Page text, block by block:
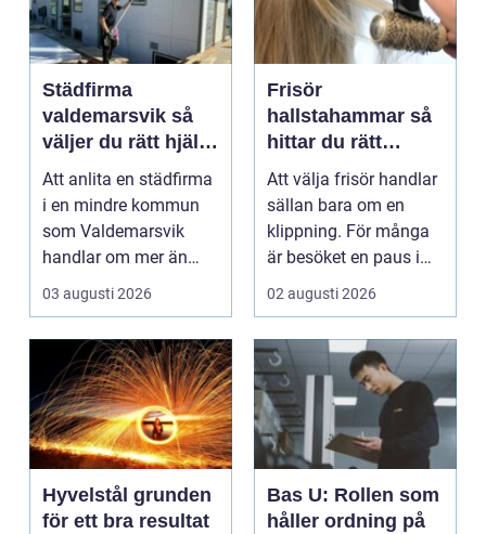
Städfirma
valdemarsvik så
väljer du rätt hjälp
för hem och
företag
Att anlita en städfirma
i en mindre kommun
som Valdemarsvik
handlar om mer än
bara rena golv och
dam...
03 augusti 2026
Frisör
hallstahammar så
hittar du rätt
salong för stil,
kvalitet och känsla
Att välja frisör handlar
sällan bara om en
klippning. För många
är besöket en paus i
vardagen, ett s...
02 augusti 2026
Hyvelstål grunden
för ett bra resultat
Bas U: Rollen som
håller ordning på